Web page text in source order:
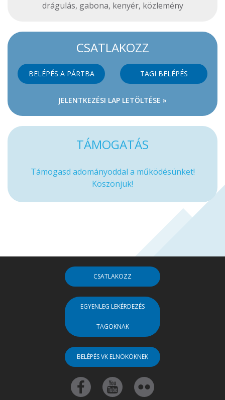
drágulás, gabona, kenyér, közlemény
CSATLAKOZZ
BELÉPÉS A PÁRTBA TAGI BELÉPÉS
JELENTKEZÉSI LAP LETÖLTÉSE »
TÁMOGATÁS
Támogasd adományoddal a működésünket!
Köszönjük!
CSATLAKOZZ
EGYENLEG LEKÉRDEZÉS
TAGOKNAK
BELÉPÉS VK ELNÖKÖKNEK